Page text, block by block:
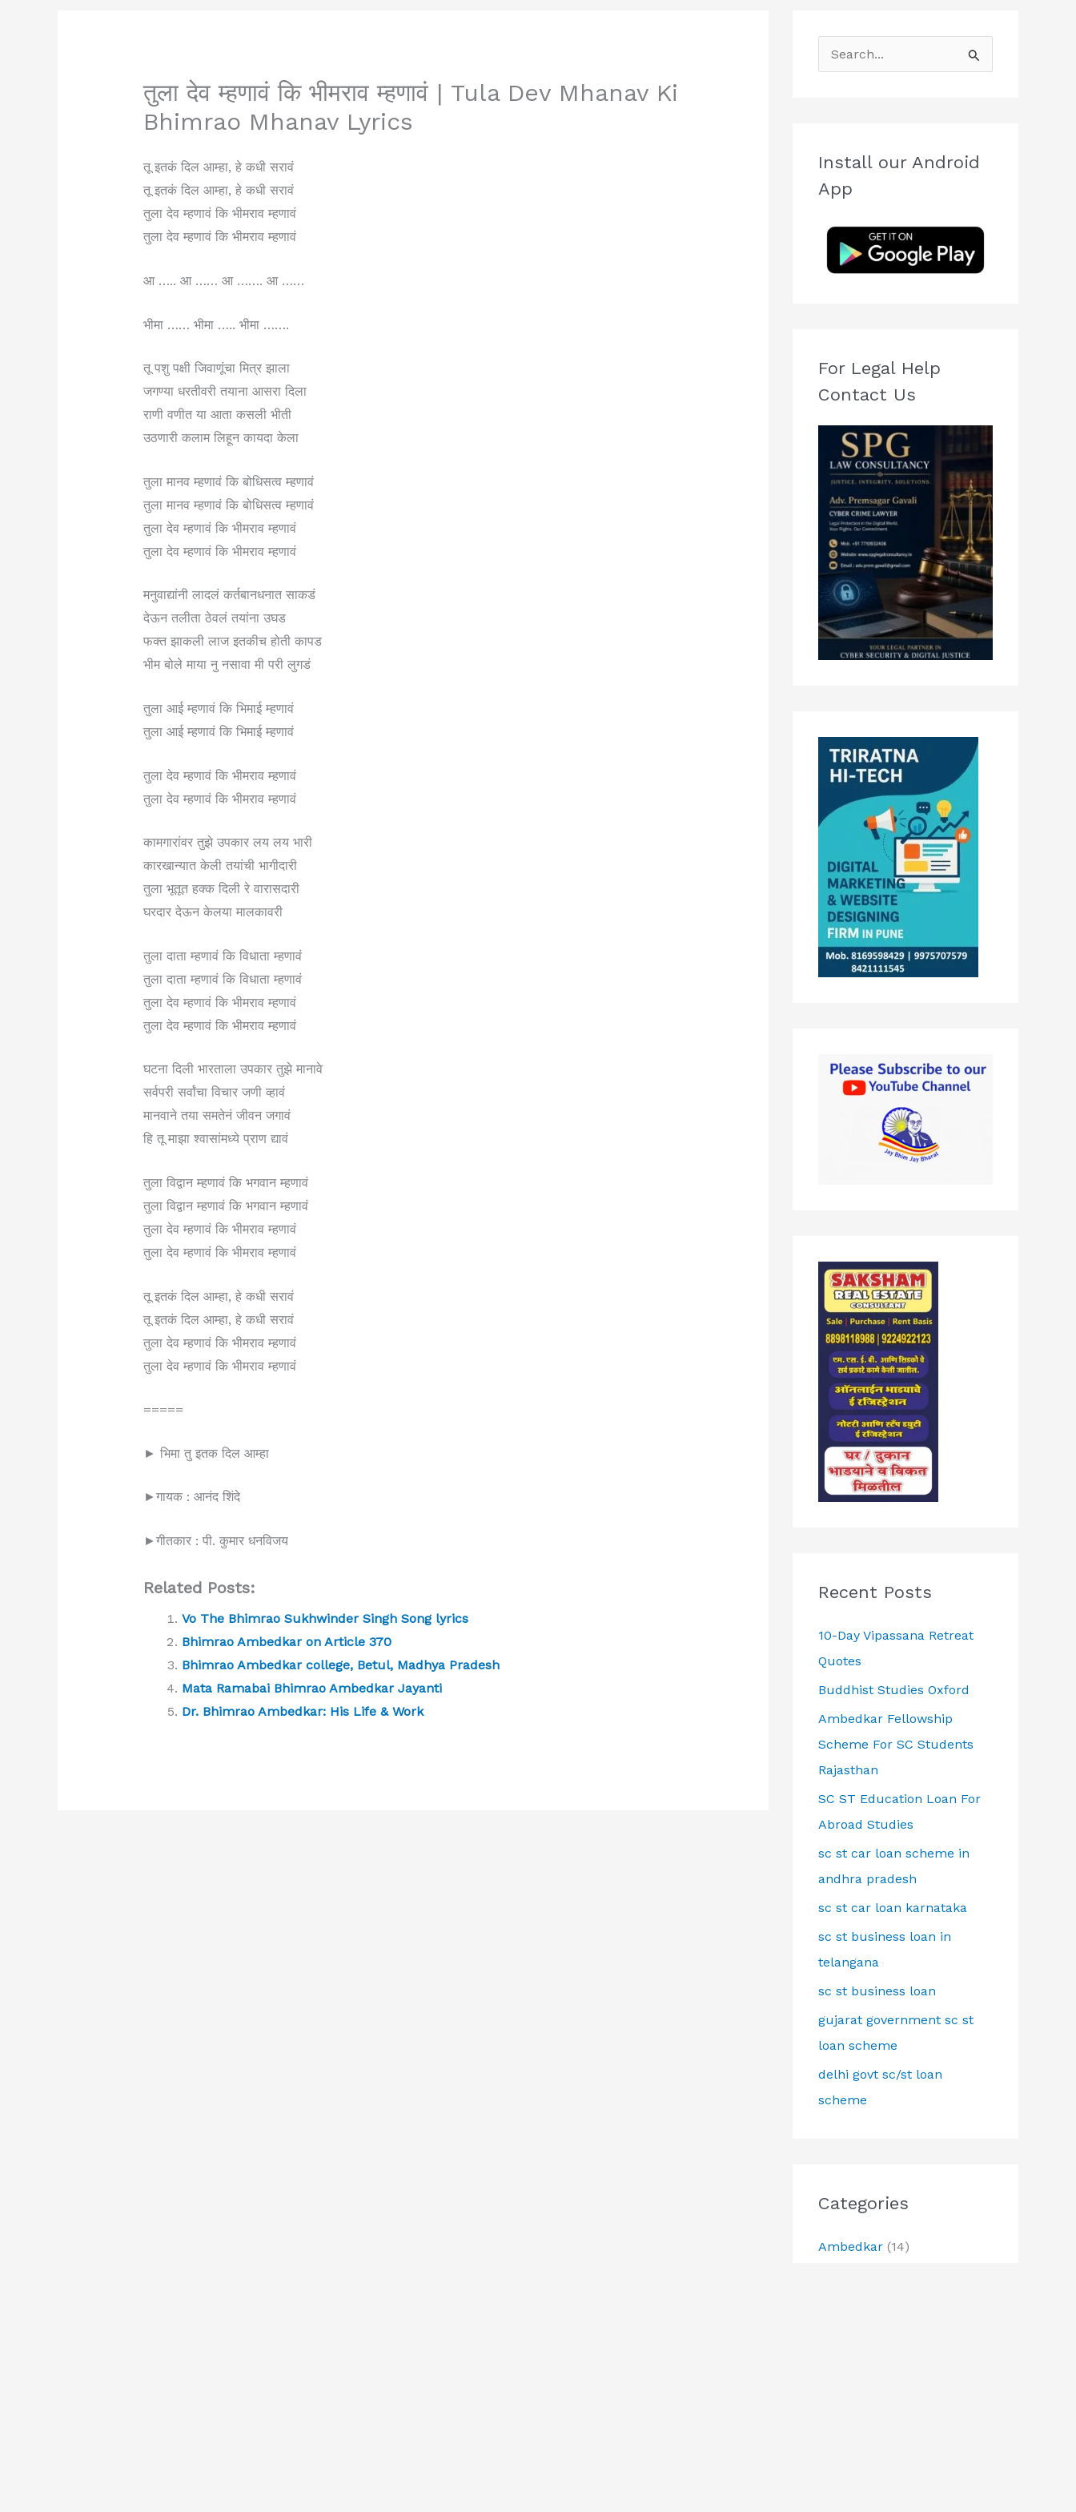
तुला देव म्हणावं कि भीमराव म्हणावं | Tula Dev Mhanav Ki
Bhimrao Mhanav Lyrics
तू इतकं दिल आम्हा, हे कधी सरावं
तू इतकं दिल आम्हा, हे कधी सरावं
तुला देव म्हणावं कि भीमराव म्हणावं
तुला देव म्हणावं कि भीमराव म्हणावं
आ ….. आ …… आ ……. आ ……
भीमा …… भीमा ….. भीमा …….
तू पशु पक्षी जिवाणूंचा मित्र झाला
जगण्या धरतीवरी तयाना आसरा दिला
राणी वणीत या आता कसली भीती
उठणारी कलाम लिहून कायदा केला
तुला मानव म्हणावं कि बोधिसत्व म्हणावं
तुला मानव म्हणावं कि बोधिसत्व म्हणावं
तुला देव म्हणावं कि भीमराव म्हणावं
तुला देव म्हणावं कि भीमराव म्हणावं
मनुवाद्यांनी लादलं कर्तबानधनात साकडं
देऊन तलीता ठेवलं तयांना उघड
फक्त झाकली लाज इतकीच होती कापड
भीम बोले माया नु नसावा मी परी लुगडं
तुला आई म्हणावं कि भिमाई म्हणावं
तुला आई म्हणावं कि भिमाई म्हणावं
तुला देव म्हणावं कि भीमराव म्हणावं
तुला देव म्हणावं कि भीमराव म्हणावं
कामगारांवर तुझे उपकार लय लय भारी
कारखान्यात केली तयांची भागीदारी
तुला भूतूत हक्क दिली रे वारासदारी
घरदार देऊन केलया मालकावरी
तुला दाता म्हणावं कि विधाता म्हणावं
तुला दाता म्हणावं कि विधाता म्हणावं
तुला देव म्हणावं कि भीमराव म्हणावं
तुला देव म्हणावं कि भीमराव म्हणावं
घटना दिली भारताला उपकार तुझे मानावे
सर्वपरी सर्वांचा विचार जणी व्हावं
मानवाने तया समतेनं जीवन जगावं
हि तू माझा श्वासांमध्ये प्राण द्यावं
तुला विद्वान म्हणावं कि भगवान म्हणावं
तुला विद्वान म्हणावं कि भगवान म्हणावं
तुला देव म्हणावं कि भीमराव म्हणावं
तुला देव म्हणावं कि भीमराव म्हणावं
तू इतकं दिल आम्हा, हे कधी सरावं
तू इतकं दिल आम्हा, हे कधी सरावं
तुला देव म्हणावं कि भीमराव म्हणावं
तुला देव म्हणावं कि भीमराव म्हणावं
=====
► भिमा तु इतक दिल आम्हा
►गायक : आनंद शिंदे
►गीतकार : पी. कुमार धनविजय
Related Posts:
Vo The Bhimrao Sukhwinder Singh Song lyrics
Bhimrao Ambedkar on Article 370
Bhimrao Ambedkar college, Betul, Madhya Pradesh
Mata Ramabai Bhimrao Ambedkar Jayanti
Dr. Bhimrao Ambedkar: His Life & Work
e
Install our Android
App
For Legal Help
Contact Us
Recent Posts
10-Day Vipassana Retreat
Quotes
Buddhist Studies Oxford
Ambedkar Fellowship
Scheme For SC Students
Rajasthan
SC ST Education Loan For
Abroad Studies
sc st car loan scheme in
andhra pradesh
sc st car loan karnataka
sc st business loan in
telangana
sc st business loan
gujarat government sc st
loan scheme
delhi govt sc/st loan
scheme
Categories
Ambedkar (14)